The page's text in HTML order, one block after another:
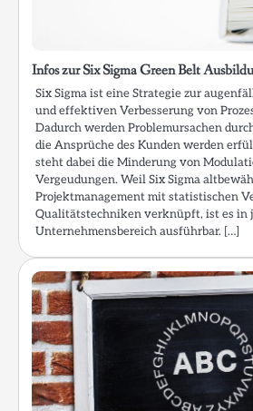
Infos zur Six Sigma Green Belt
Six Sigma ist eine Strategie zur
und effektiven Verbesserung von
Dadurch werden Problemursachen
die Ansprüche des Kunden werden
steht dabei die Minderung von
Vergeudungen. Weil Six Sigma
Projektmanagement mit statistischen
Qualitätstechniken verknüpft, ist es in
Unternehmensbereich ausführbar. […]